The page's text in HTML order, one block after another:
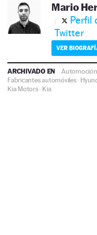
Mario
Perfil
Twitter
VER
ARCHIVADO EN Automoción
Fabricantes automóviles·
Kia Motors· Kia